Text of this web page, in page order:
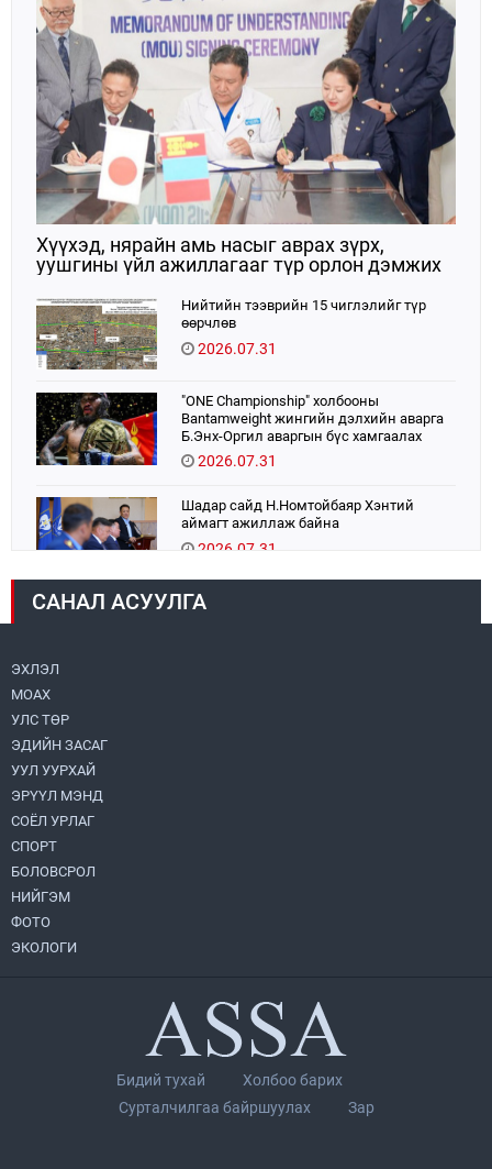
Хүүхэд, нярайн амь насыг аврах зүрх,
уушгины үйл ажиллагааг түр орлон дэмжих
Нийтийн тээврийн 15 чиглэлийг түр
өөрчлөв
2026.07.31
"ONE Championship" холбооны
Bantamweight жингийн дэлхийн аварга
Б.Энх-Оргил аваргын бүс хамгаалах
тулаанаа өнөөдөр хийнэ.
2026.07.31
Шадар сайд Н.Номтойбаяр Хэнтий
аймагт ажиллаж байна
2026.07.31
Авто зам шинээр барина
Ирэх 10 хоногийн цаг агаарын
урьдчилсан төлөв
2026.07.31
Орон нутгийн Биеийн тамир, спортын
САНАЛ АСУУЛГА
ЭХЛЭЛ
МОАХ
УЛС ТӨР
ЭДИЙН ЗАСАГ
УУЛ УУРХАЙ
ЭРҮҮЛ МЭНД
СОЁЛ УРЛАГ
СПОРТ
БОЛОВСРОЛ
НИЙГЭМ
ФОТО
ЭКОЛОГИ
Бидий тухай
Холбоо барих
Сурталчилгаа байршуулах
Зар